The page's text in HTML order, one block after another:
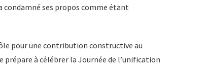
condamné ses propos comme étant
pour une contribution constructive au
prépare à célébrer la Journée de l’unification